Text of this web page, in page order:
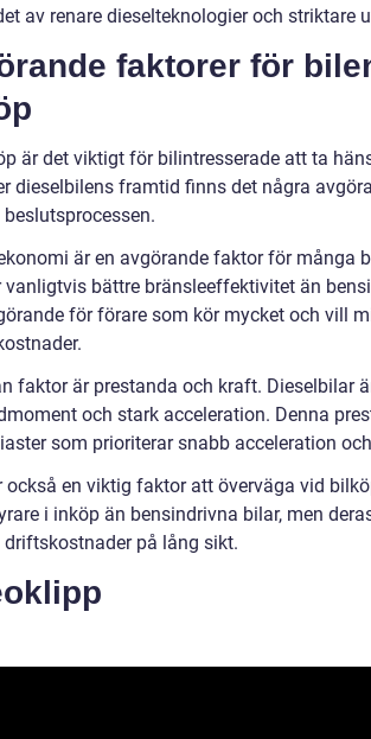
av renare dieselteknologier och striktare
faktorer för
är det viktigt för bilintresserade att ta
dieselbilens framtid finns det några
är en avgörande faktor för många
vanligtvis bättre bränsleeffektivitet än
för förare som kör mycket och vill
faktor är prestanda och kraft. Dieselbilar
och stark acceleration. Denna
som prioriterar snabb acceleration
också en viktig faktor att överväga vid
i inköp än bensindrivna bilar, men
på lång sikt.